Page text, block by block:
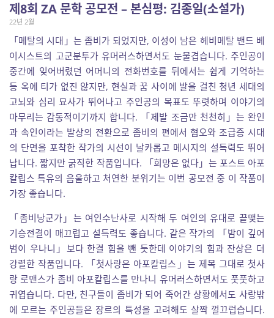
제8회 ZA 문학 공모전 – 본심평: 김종일(소설가)
22년 2월
「메탈의 시대」는 좀비가 되었지만, 이성이 남은 헤비메탈 밴드 베
이시스트의 고군분투가 유머러스하면서도 눈물겹습니다. 주인공이
중간에 잊어버렸던 어머니의 전화번호를 뒤에서는 쉽게 기억하는
등 옥에 티가 없진 않지만, 현실과 꿈 사이에 발을 걸친 청년 세대의
고뇌와 심리 묘사가 뛰어나고 주인공의 목표도 뚜렷하며 이야기의
마무리는 감동적이기까지 합니다. 「제발 조금만 천천히」는 완인
과 속인이라는 발상의 전환으로 좀비의 편에서 혐오와 조급증 시대
의 단면을 포착한 작가의 시선이 날카롭고 메시지의 설득력도 뛰어
납니다. 짧지만 굵직한 작품입니다. 「희망은 없다」는 포스트 아포
칼립스 특유의 음울하고 처연한 분위기는 이번 공모전 중 이 작품이
가장 좋습니다.
「좀비낭군가」는 여인수난사로 시작해 두 여인의 유대로 끝맺는
기승전결이 매끄럽고 설득력도 좋습니다. 같은 작가의 「밤이 깊어
범이 우나니」보다 한결 힘을 뺀 듯한데 이야기의 힘과 잔상은 더
강렬한 작품입니다. 「첫사랑은 아포칼립스」는 제목 그대로 첫사
랑 로맨스가 좀비 아포칼립스를 만나니 유머러스하면서도 풋풋하고
귀엽습니다. 다만, 친구들이 좀비가 되어 죽어간 상황에서도 사랑밖
에 모르는 주인공들은 장르의 특성을 고려해도 살짝 껄끄럽습니다.